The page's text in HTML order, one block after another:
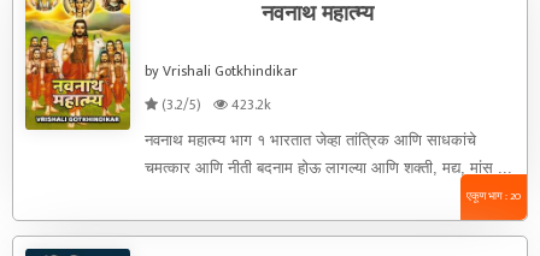
नवनाथ महात्म्य
by Vrishali Gotkhindikar
(3.2/5)
423.2k
नवनाथ महात्म्य भाग १ भारतात जेव्हा तांत्रिक आणि साधकांचे
चमत्कार आणि नीती बदनाम होऊ लागल्या आणि शक्ती, मद्य, मांस ...
एकूण भाग : 20